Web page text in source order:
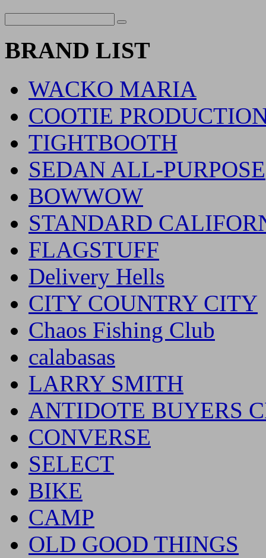
BRAND LIST
WACKO MARIA
COOTIE
TIGHTBOOTH
SEDAN ALL-PURPOSE
BOWWOW
STANDARD
FLAGSTUFF
Delivery Hells
CITY COUNTRY CITY
Chaos Fishing Club
calabasas
LARRY SMITH
ANTIDOTE BUYERS
CONVERSE
SELECT
BIKE
CAMP
OLD GOOD THINGS